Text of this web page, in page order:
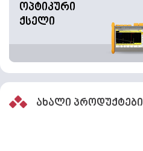
ოპტიკური
ქსელი
ახალი პროდუქტები